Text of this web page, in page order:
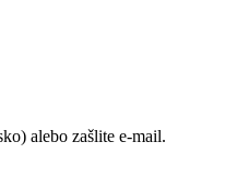
alebo zašlite e-mail.